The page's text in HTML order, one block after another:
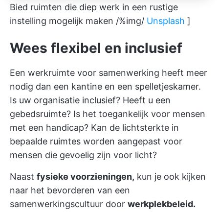
Bied ruimten die diep werk in een rustige
instelling mogelijk maken /%img/ Unsplash ]
Wees flexibel en inclusief
Een werkruimte voor samenwerking heeft meer
nodig dan een kantine en een spelletjeskamer.
Is uw organisatie inclusief? Heeft u een
gebedsruimte? Is het toegankelijk voor mensen
met een handicap? Kan de lichtsterkte in
bepaalde ruimtes worden aangepast voor
mensen die gevoelig zijn voor licht?
Naast fysieke voorzieningen, kun je ook kijken
naar het bevorderen van een
samenwerkingscultuur door werkplekbeleid.